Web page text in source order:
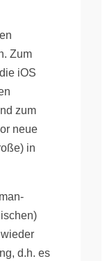
Zum
iOS
zum
neue
in
d.h. es